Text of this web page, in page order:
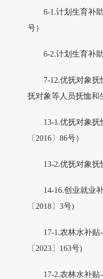
6-1.计划生育补
号）
6-2.计划生育补
7-12.优抚对象
抚对象等人员抚恤和
13-1.优抚对象
〔2016〕86号）
13-2.优抚对象
14-16.创业就业
〔2018〕3号)
17-1.农林水补
〔2023〕163号)
17-2.农林水补